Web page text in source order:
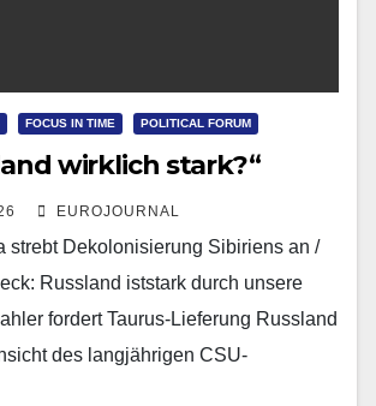
FOCUS IN TIME POLITICAL FORUM
wirklich stark?“
EUROJOURNAL
strebt Dekolonisierung Sibiriens an /
Russland iststark durch unsere
fordert Taurus-Lieferung Russland
des langjährigen CSU-